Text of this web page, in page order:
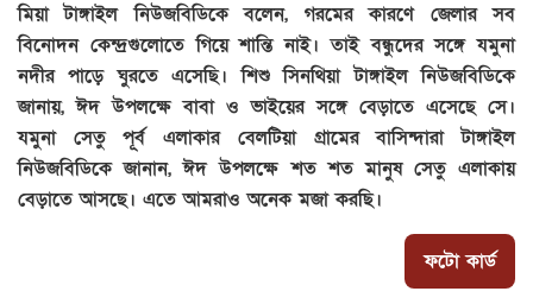
মিয়া টাঙ্গাইল নিউজবিডিকে বলেন, গরমের কারণে জেলার সব
বিনোদন কেন্দ্রগুলোতে গিয়ে শান্তি নাই। তাই বন্ধুদের সঙ্গে যমুনা
নদীর পাড়ে ঘুরতে এসেছি। শিশু সিনথিয়া টাঙ্গাইল নিউজবিডিকে
জানায়, ঈদ উপলক্ষে বাবা ও ভাইয়ের সঙ্গে বেড়াতে এসেছে সে।
যমুনা সেতু পূর্ব এলাকার বেলটিয়া গ্রামের বাসিন্দারা টাঙ্গাইল
নিউজবিডিকে জানান, ঈদ উপলক্ষে শত শত মানুষ সেতু এলাকায়
বেড়াতে আসছে। এতে আমরাও অনেক মজা করছি।
ফটো কার্ড